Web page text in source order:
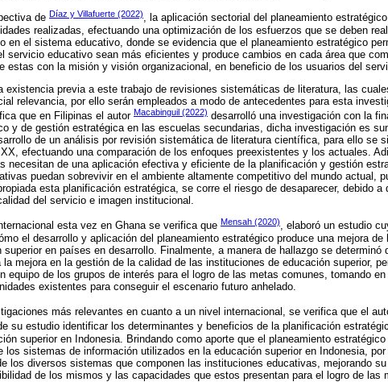
de Díaz y Villafuerte (2022), la aplicación sectorial del planeamiento
realizadas, efectuando una optimización de los esfuerzos que se deben
en el sistema educativo, donde se evidencia que el planeamiento estratégico
servicio educativo sean más eficientes y produce cambios en cada área que
estas con la misión y visión organizacional, en beneficio de los usuarios del
existencia previa a este trabajo de revisiones sistemáticas de literatura, las
relevancia, por ello serán empleados a modo de antecedentes para esta
que en Filipinas el autor Macabinguil (2022) desarrolló una investigación con la
y de gestión estratégica en las escuelas secundarias, dicha investigación es
de un análisis por revisión sistemática de literatura científica, para ello se
efectuando una comparación de los enfoques preexistentes y los actuales.
necesitan de una aplicación efectiva y eficiente de la planificación y gestión
puedan sobrevivir en el ambiente altamente competitivo del mundo actual,
esta planificación estratégica, se corre el riesgo de desaparecer, debido a
del servicio e imagen institucional.
esta vez en Ghana se verifica que Mensah (2020), elaboró un estudio
el desarrollo y aplicación del planeamiento estratégico produce una mejora de
en países en desarrollo. Finalmente, a manera de hallazgo se determinó
mejora en la gestión de la calidad de las instituciones de educación superior,
equipo de los grupos de interés para el logro de las metas comunes, tomando
existentes para conseguir el escenario futuro anhelado.
más relevantes en cuanto a un nivel internacional, se verifica que el
su estudio identificar los determinantes y beneficios de la planificación
superior en Indonesia. Brindando como aporte que el planeamiento
los sistemas de información utilizados en la educación superior en Indonesia,
los diversos sistemas que componen las instituciones educativas, mejorando
de los mismos y las capacidades que estos presentan para el logro de las